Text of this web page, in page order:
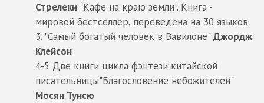
Стрелеки "Кафе на краю земли". Книга -
мировой бестселлер, переведена на 30 языков
3. "Самый богатый человек в Вавилоне"Джордж
Клейсон
4-5 Две книги цикла фэнтези китайской
писательницы"Благословение небожителей"
Мосян Тунсю